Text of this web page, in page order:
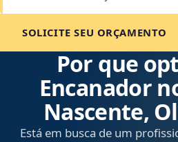
SOLICITE SEU ORÇAMENTO
Por que
Encanador
Nascente,
Está em busca de um